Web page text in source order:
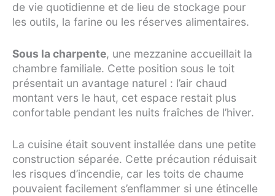
de vie quotidienne et de lieu de stockage pour
les outils, la farine ou les réserves alimentaires.
Sous la charpente, une mezzanine accueillait la
chambre familiale. Cette position sous le toit
présentait un avantage naturel : l’air chaud
montant vers le haut, cet espace restait plus
confortable pendant les nuits fraîches de l’hiver.
La cuisine était souvent installée dans une petite
construction séparée. Cette précaution réduisait
les risques d’incendie, car les toits de chaume
pouvaient facilement s’enflammer si une étincelle